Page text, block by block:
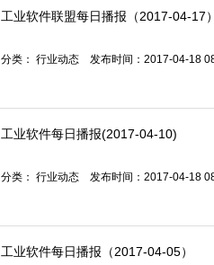
工业软件联盟每日播报（2017-04-17
分类： 行业动态 发布时间：2017-04-18
工业软件每日播报(2017-04-10)
分类： 行业动态 发布时间：2017-04-18
工业软件每日播报（2017-04-05）